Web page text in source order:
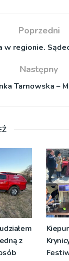
Poprzedni
w regionie.
Następny
Tarnowska –
z